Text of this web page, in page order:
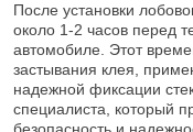
После установки
около 1-2 часов перед
автомобиле. Этот
застывания клея,
надежной фиксации
специалиста, который